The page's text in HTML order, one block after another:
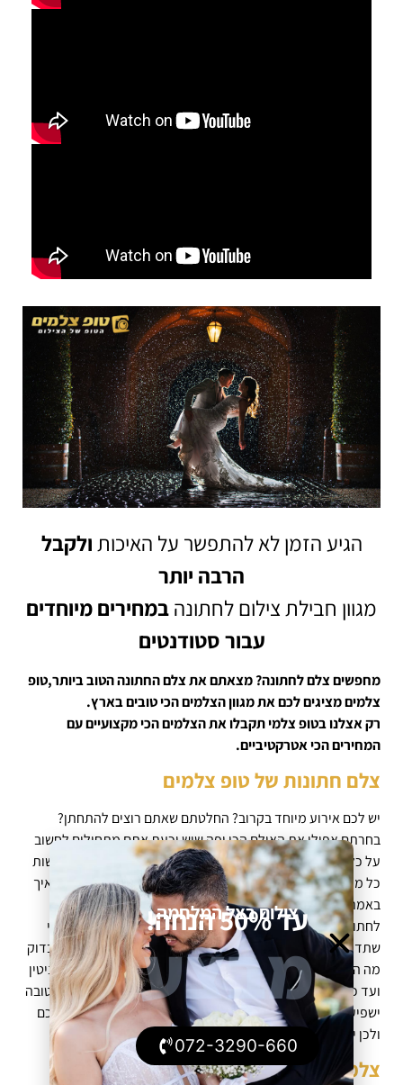
הגיע הזמן לא להתפשר על האיכותולקבל
הרבה יותר
מגוון חבילת צילום לחתונהבמחירים מיוחדים
עבור סטודנטים
מחפשים צלם לחתונה? מצאתם את צלם החתונה הטוב ביותר,טופ
צלמים מציגים לכם את מגוון הצלמים הכי טובים בארץ.
רק אצלנו בטופ צלמי תקבלו את הצלמים הכי מקצועיים עם
המחירים הכי אטרקטיביים.
צלם חתונות של טופ צלמים
יש לכם אירוע מיוחד בקרוב? החלטתם שאתם רוצים להתחתן?
בחרתם אפילו את האולם הכי יפה שיש וכעת אתם מתחילים לחשוב
על כל הפרטים השונים? אם כך, ברור מדוע תרצו, בין היתר, לעשות
כל מה שאתם יכולים כדי שהאירוע הזה ייזכר לדורות. עם זאת, איך
באמת תספרו לילדים שלכם על החתונה אם לא תזמינו צלמים
לחתונה? מבולבלים? תוהים במי כדאי לכם לבחור? אם כך, כדאי
שתדעו שאתם לא לבד. כדי לבחור צלמים לחתונה כדאי יהיה לבדוק
מה הניסיון של אנשי המקצוע, האם הם מוכרים, האם יש לכם מוניטין
ועד כמה הם מקצועיים. צלם חתונות שלא יעשה עבודה מספיק טובה
ישפיע לרעה על המזכרת שתהיה לכם מהאירוע הכי מרגש בחייכם
ולכן יש טעם לעצור ולבחון את הדברים לעומק.
צלמי חתונות – מה המחירים?
צילום בצל המלחמה
עד 50% הנחה!
מבצע
072-3290-660